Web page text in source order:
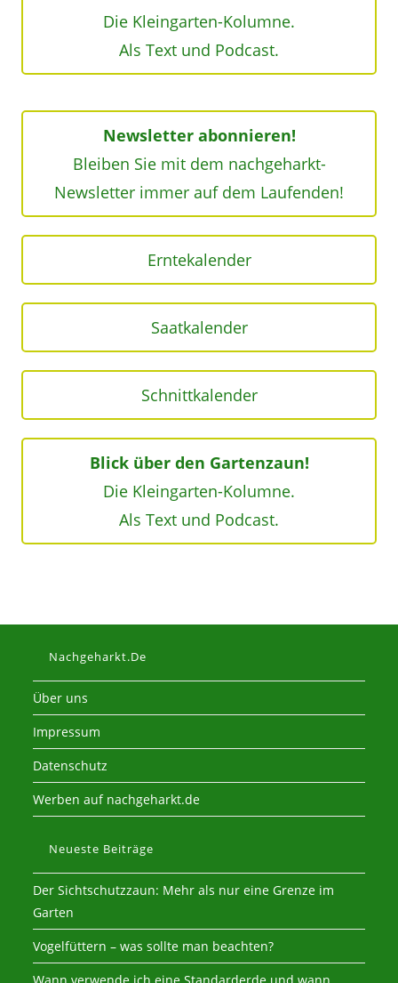
Die Kleingarten-Kolumne.
Als Text und Podcast.
Newsletter abonnieren!
Bleiben Sie mit dem nachgeharkt-
Newsletter immer auf dem Laufenden!
Erntekalender
Saatkalender
Schnittkalender
Blick über den Gartenzaun!
Die Kleingarten-Kolumne.
Als Text und Podcast.
Nachgeharkt.de
Über uns
Impressum
Datenschutz
Werben auf nachgeharkt.de
Neueste Beiträge
Der Sichtschutzzaun: Mehr als nur eine Grenze im
Garten
Vogelfüttern – was sollte man beachten?